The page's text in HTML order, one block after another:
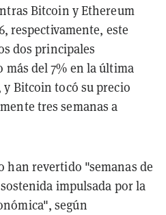
Bitcoin y Ethereum
respectivamente, este
dos principales
del 7% en la última
y Bitcoin tocó su precio
tres semanas a
han revertido "semanas de
impulsada por la
según